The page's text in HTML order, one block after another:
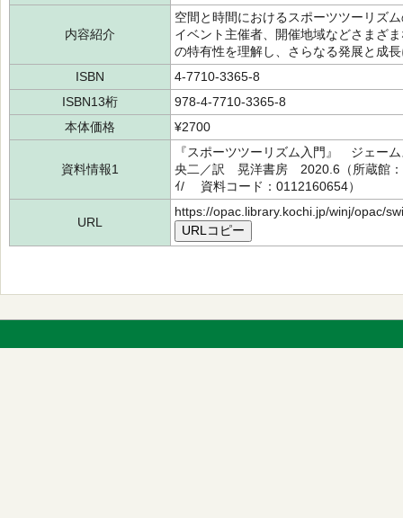
内容紹介
空間と時間におけるスポーツツーリズ
イベント主催者、開催地域などさまざ
の特有性を理解し、さらなる発展と成
ISBN
4-7710-3365-8
ISBN13桁
978-4-7710-3365-8
本体価格
¥2700
資料情報1
『スポーツツーリズム入門』 ジェー
央二／訳 晃洋書房 2020.6（所蔵館
ｲ/ 資料コード：0112160654）
URL
https://opac.library.kochi.jp/winj/opac/
URLコピー